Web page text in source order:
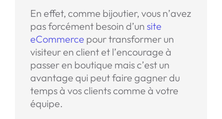
En effet, comme bijoutier, vous n’avez
pas forcément besoin d’unsite
eCommerce pour transformer un
visiteur en client et l’encourage à
passer en boutique mais c’est un
avantage qui peut faire gagner du
temps à vos clients comme à votre
équipe.